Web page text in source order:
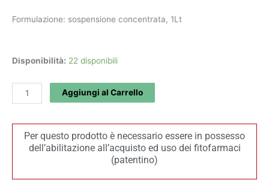
Formulazione: sospensione concentrata, 1Lt
Disponibilità: 22 disponibili
Player
(1
Diachem
Aggiungi al Carrello
Per questo prodotto è necessario essere in possesso
dell’abilitazione all’acquisto ed uso dei fitofarmaci
(patentino)